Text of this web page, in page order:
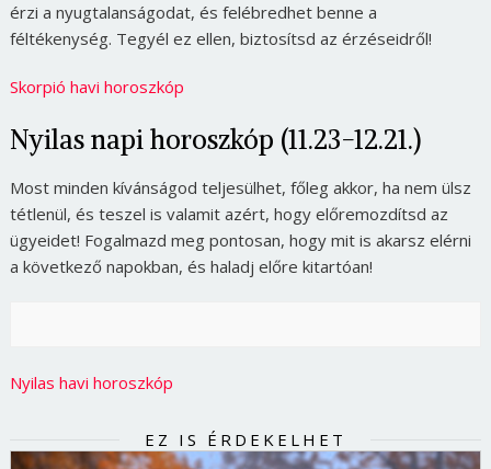
érzi a nyugtalanságodat, és felébredhet benne a
féltékenység. Tegyél ez ellen, biztosítsd az érzéseidről!
Skorpió havi horoszkóp
Nyilas napi horoszkóp (11.23-12.21.)
Most minden kívánságod teljesülhet, főleg akkor, ha nem ülsz
tétlenül, és teszel is valamit azért, hogy előremozdítsd az
ügyeidet! Fogalmazd meg pontosan, hogy mit is akarsz elérni
a következő napokban, és haladj előre kitartóan!
Nyilas havi horoszkóp
EZ IS ÉRDEKELHET